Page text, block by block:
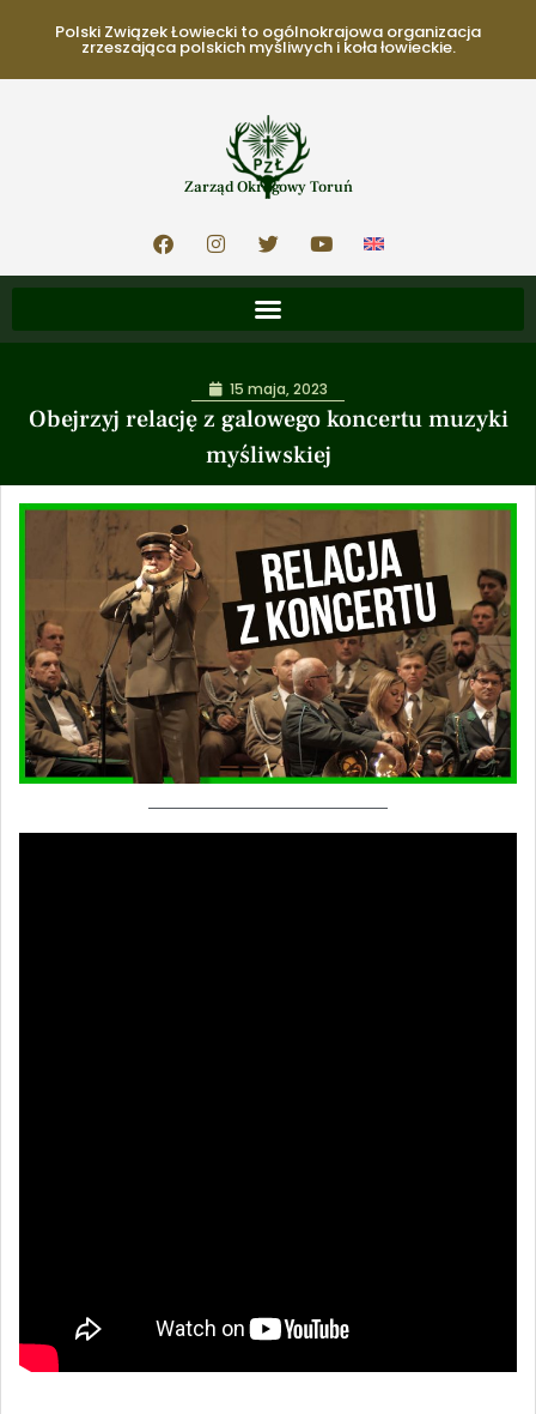
Polski Związek Łowiecki to ogólnokrajowa organizacja
zrzeszająca polskich myśliwych i koła łowieckie.
Zarząd Okręgowy Toruń
Obejrzyj relację z galowego koncertu muzyki
myśliwskiej
15 maja, 2023